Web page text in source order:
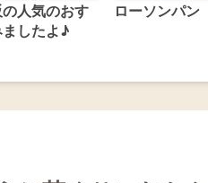
人気のおす
したよ♪
ローソンパン